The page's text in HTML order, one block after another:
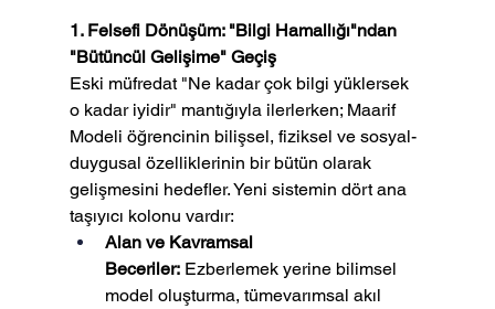
1. Felsefi Dönüşüm: "Bilgi Hamallığı"ndan
"Bütüncül Gelişime" Geçiş
Eski müfredat "Ne kadar çok bilgi yüklersek
o kadar iyidir" mantığıyla ilerlerken; Maarif
Modeli öğrencinin bilişsel, fiziksel ve sosyal-
duygusal özelliklerinin bir bütün olarak
gelişmesini hedefler. Yeni sistemin dört ana
taşıyıcı kolonu vardır:
Alan ve Kavramsal
Beceriler: Ezberlemek yerine bilimsel
model oluşturma, tümevarımsal akıl